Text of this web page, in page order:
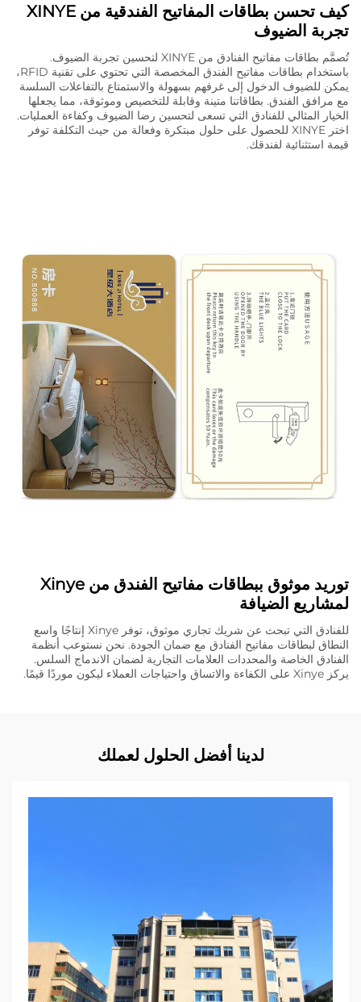
كيف تحسن بطاقات المفاتيح الفندقية من XINYE
تجربة الضيوف
تُصمَّم بطاقات مفاتيح الفنادق من XINYE لتحسين تجربة الضيوف.
باستخدام بطاقات مفاتيح الفندق المخصصة التي تحتوي على تقنية RFID،
يمكن للضيوف الدخول إلى غرفهم بسهولة والاستمتاع بالتفاعلات السلسة
مع مرافق الفندق. بطاقاتنا متينة وقابلة للتخصيص وموثوقة، مما يجعلها
الخيار المثالي للفنادق التي تسعى لتحسين رضا الضيوف وكفاءة العمليات.
اختر XINYE للحصول على حلول مبتكرة وفعالة من حيث التكلفة توفر
قيمة استثنائية لفندقك.
توريد موثوق ببطاقات مفاتيح الفندق من Xinye
لمشاريع الضيافة
للفنادق التي تبحث عن شريك تجاري موثوق، توفر Xinye إنتاجًا واسع
النطاق لبطاقات مفاتيح الفنادق مع ضمان الجودة. نحن نستوعب أنظمة
الفنادق الخاصة والمحددات العلامات التجارية لضمان الاندماج السلس.
يركز Xinye على الكفاءة والاتساق واحتياجات العملاء ليكون موردًا قيمًا.
لدينا أفضل الحلول لعملك